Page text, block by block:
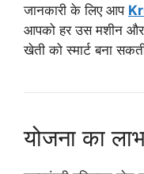
जानकारी के लिए आप
आपको हर उस मशीन और
खेती को स्मार्ट बना
योजना का